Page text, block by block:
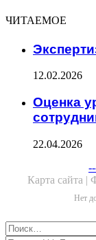
ЧИТАЕМОЕ
12.02.2026
Оценка
22.04.2026
Карта сайта |
Нет
Close
Найти: